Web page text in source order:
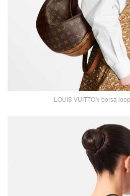
LOUIS VUITTON borsa